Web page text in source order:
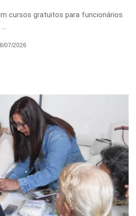
cursos gratuitos para funcionários
07/2026